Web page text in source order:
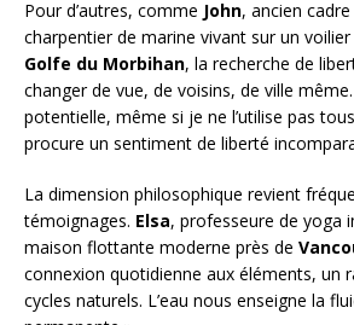
Pour d’autres, comme John, ancien
charpentier de marine vivant sur un
Golfe du Morbihan, la recherche de
changer de vue, de voisins, de ville
potentielle, même si je ne l’utilise pas
procure un sentiment de liberté
La dimension philosophique revient
témoignages. Elsa, professeure de yoga
maison flottante moderne près de
connexion quotidienne aux éléments, un
cycles naturels. L’eau nous enseigne la